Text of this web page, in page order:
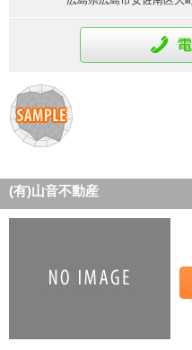
(有)山音不動産